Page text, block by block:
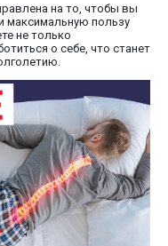
на то, чтобы вы
максимальную пользу
не только
о себе, что станет